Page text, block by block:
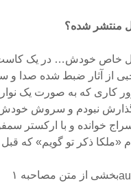
منتشر شده؟
خاص خودش… در یک کاست
از آثار ضبط شده صدا و
کاری که به صورت یک
خوانده و با ارکستر
«ملکا ذکر تو گویم» که
بخشی از متن مصاحبه ۱